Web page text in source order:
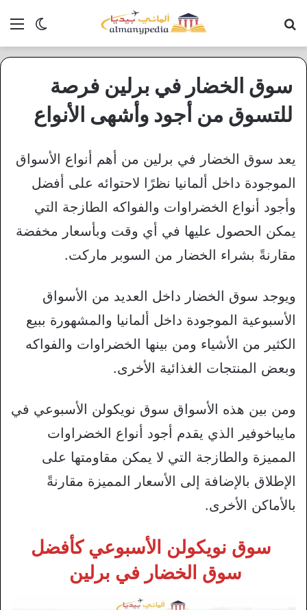
الوضع
سوق الخضار في برلين فرصة
للتسوق من أجود وأشهى الأنواع
يعد سوق الخضار في برلين من أهم أنواع الأسواق
الموجودة داخل ألمانيا نظرًا لاحتوائه على أفضل
وأجود أنواع الخضراوات والفواكه الطازجة التي
يمكن الحصول عليها في أي وقت وبأسعار مخفضة
مقارنةً بشراء الخضار من السوبر ماركت.
ويوجد سوق الخضار داخل العديد من الأسواق
الأسبوعية الموجودة داخل ألمانيا والمشهورة ببيع
الكثير من الأشياء ومن بينها الخضراوات والفواكه
وبعض المنتجات الغذائية الأخرى.
ومن بين هذه الأسواق سوق نويكولن الأسبوعي في
مايباخوفير الذي يقدم أجود أنواع الخضراوات
المميزة والطازجة التي لا يمكن مقاومتها على
الإطلاق بالإضافة إلى الأسعار المميزة مقارنةً
بالأماكن الأخرى.
سوق نويكولن الأسبوعي كأفضل
سوق الخضار في برلين